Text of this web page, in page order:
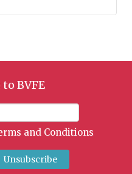
BVFE
and Conditions